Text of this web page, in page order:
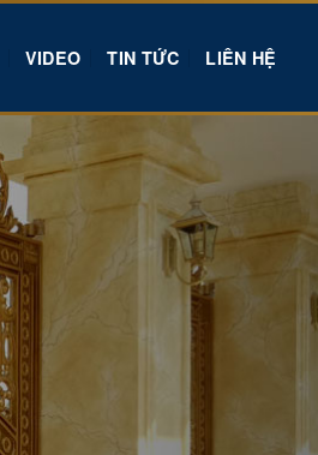
VIDEO TIN TỨC LIÊN HỆ